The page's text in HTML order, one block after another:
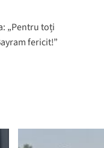
„Pentru toți
fericit!”